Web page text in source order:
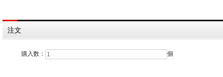
注文
購入数： 個